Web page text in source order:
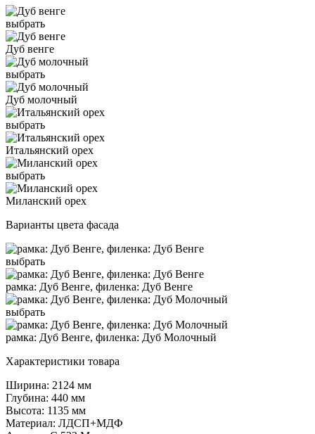
выбрать
Дуб венге
выбрать
Дуб молочный
выбрать
Итальянский орех
выбрать
Миланский орех
Варианты цвета фасада
выбрать
рамка: Дуб Венге, филенка: Дуб Венге
выбрать
рамка: Дуб Венге, филенка: Дуб Молочный
Характеристики товара
Ширина: 2124 мм
Глубина: 440 мм
Высота: 1135 мм
Материал: ЛДСП+МДФ